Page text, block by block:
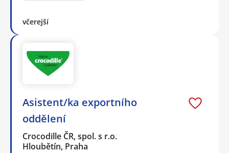
včerejší
Asistent/ka exportního
oddělení
Crocodille ČR, spol. s r.o.
Hloubětín, Praha